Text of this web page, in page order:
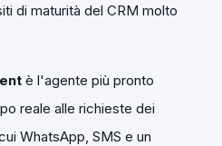
di maturità del CRM molto
è l'agente più pronto
reale alle richieste dei
WhatsApp, SMS e un